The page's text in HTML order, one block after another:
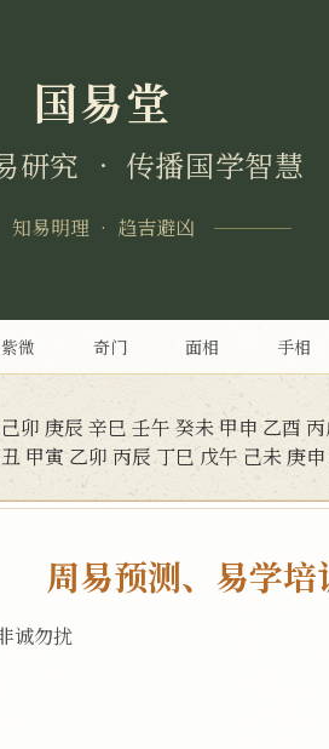
国易堂
研究 • 传播国学智慧
知易明理 • 趋吉避凶
紫微 奇门 面相 手相
己卯 庚辰 辛巳 壬午 癸未甲申 乙酉
甲寅 乙卯 丙辰 丁巳 戊午 己未 庚申
周易预测、易学培
诚勿扰